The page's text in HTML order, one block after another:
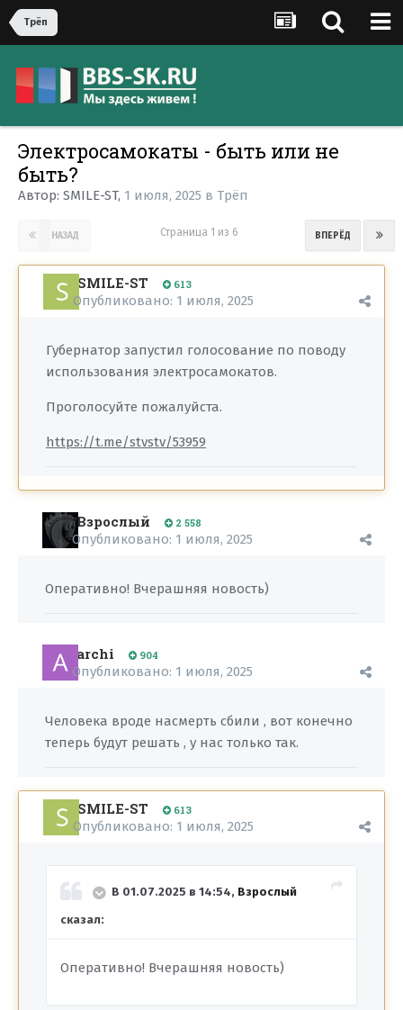
Трёп
Электросамокаты - быть или не
быть?
Автор: SMILE-ST, 1 июля, 2025 в Трёп
НАЗАД ВПЕРЁД
Страница 1 из 6
SMILE-ST 613
Опубликовано: 1 июля, 2025
Губернатор запустил голосование по поводу
использования электросамокатов.
Проголосуйте пожалуйста.
https://t.me/stvstv/53959
Взрослый 2 558
Опубликовано: 1 июля, 2025
Оперативно! Вчерашняя новость)
archi 904
Опубликовано: 1 июля, 2025
Человека вроде насмерть сбили , вот конечно
теперь будут решать , у нас только так.
SMILE-ST 613
Опубликовано: 1 июля, 2025
В 01.07.2025 в 14:54, Взрослый
сказал:
Оперативно! Вчерашняя новость)